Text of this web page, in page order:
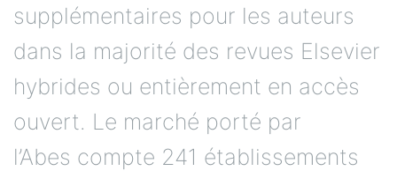
supplémentaires pour les auteurs
dans la majorité des revues Elsevier
hybrides ou entièrement en accès
ouvert. Le marché porté par
l’Abes compte 241 établissements